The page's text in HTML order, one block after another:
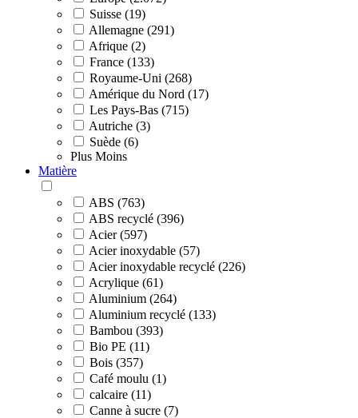
Suisse (19)
Allemagne (291)
Afrique (2)
France (133)
Royaume-Uni (268)
Amérique du Nord (17)
Les Pays-Bas (715)
Autriche (3)
Suède (6)
Plus Moins
Matière
ABS (763)
ABS recyclé (396)
Acier (597)
Acier inoxydable (57)
Acier inoxydable recyclé (226)
Acrylique (61)
Aluminium (264)
Aluminium recyclé (133)
Bambou (393)
Bio PE (11)
Bois (357)
Café moulu (1)
calcaire (11)
Canne à sucre (7)